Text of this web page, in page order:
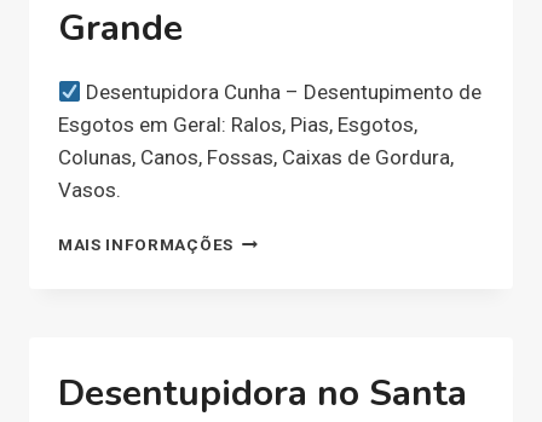
Grande
Desentupidora Cunha – Desentupimento de
Esgotos em Geral: Ralos, Pias, Esgotos,
Colunas, Canos, Fossas, Caixas de Gordura,
Vasos.
MAIS INFORMAÇÕESDESENTUPIDORA
Desentupidora no Santa